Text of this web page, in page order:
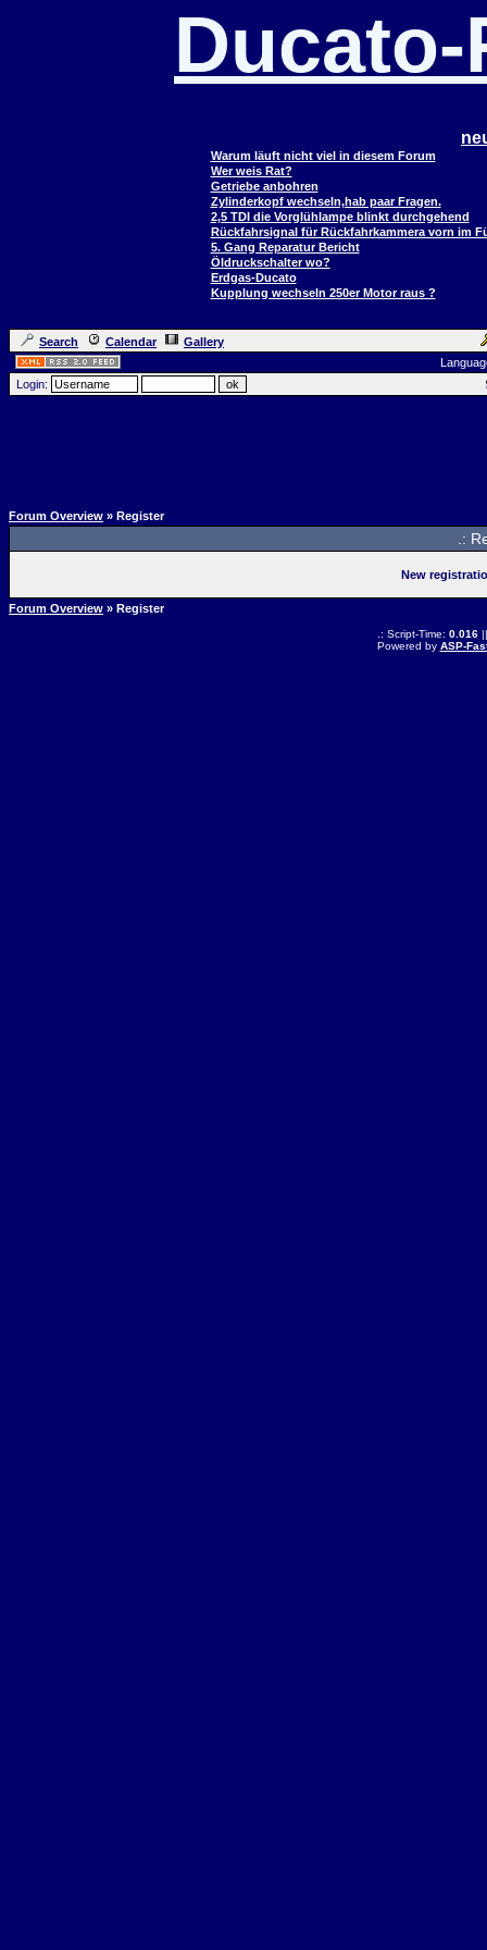
Warum läuft nicht viel in diesem Forum
Wer weis Rat?
Getriebe anbohren
Zylinderkopf wechseln,hab paar Fragen.
2,5 TDI die Vorglühlampe blinkt durchgehend
Rückfahrsignal für Rückfahrkammera vorn im
5. Gang Reparatur Bericht
Öldruckschalter wo?
Erdgas-Ducato
Kupplung wechseln 250er Motor raus ?
Search Calendar
Gallery
Login:
Forum Overview » Register
.:
New
Forum Overview » Register
.: Script-Time: 0.016||
Powered by ASP-